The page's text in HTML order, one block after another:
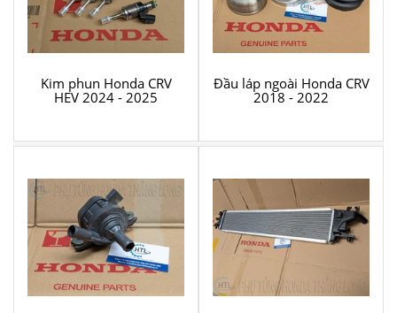
Kim phun Honda CRV
HEV 2024 - 2025
Đầu láp ngoài Honda CRV
2018 - 2022